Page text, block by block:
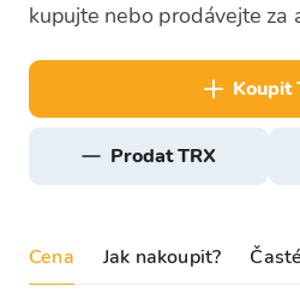
kupujte nebo prodávejte za
koupit
prodat TRX
Cena Jak nakoupit?